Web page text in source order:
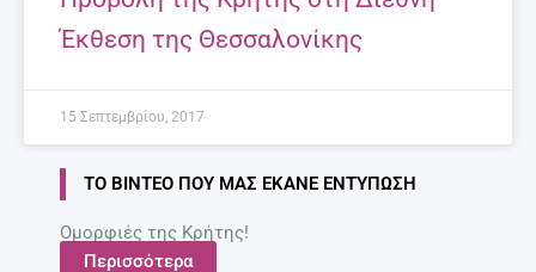
Έκθεση της Θεσσαλονίκης
15 Σεπτεμβρίου, 2017
ΤΟ ΒΊΝΤΕΟ ΠΟΥ ΜΑΣ ΈΚΑΝΕ ΕΝΤΎΠΩΣΗ
Ομορφιές της Κρήτης!
Περισσότερα